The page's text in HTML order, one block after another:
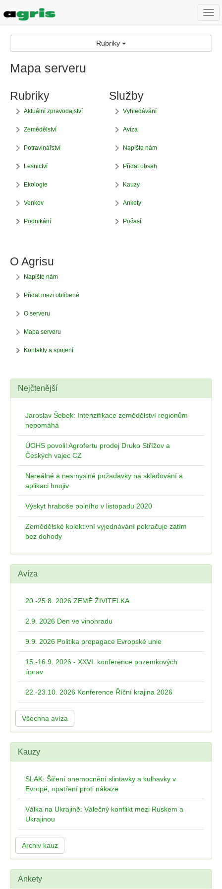
Rubriky
Mapa serveru
Rubriky
Aktuální zpravodajství
Zemědělství
Potravinářství
Lesnictví
Ekologie
Venkov
Podnikání
Služby
Vyhledávání
Avíza
Napište nám
Přidat obsah
Kauzy
Ankety
Počasí
O Agrisu
Napište nám
Přidat mezi oblíbené
O serveru
Mapa serveru
Kontakty a spojení
Nejčtenější
Jaroslav Šebek: Intenzifikace zemědělství regionům
nepomáhá
ÚOHS povolil Agrofertu prodej Druko Střížov a
Českých vajec CZ
Nereálné a nesmyslné požadavky na skladování a
aplikaci hnojiv
Výskyt hraboše polního v listopadu 2020
Zemědělské kolektivní vyjednávání pokračuje zatím
bez dohody
Avíza
20.-25.8. 2026 ZEMĚ ŽIVITELKA
2.9. 2026 Den ve vinohradu
9.9. 2026 Politika propagace Evropské unie
15.-16.9. 2026 - XXVI. konference pozemkových
úprav
22.-23.10. 2026 Konference Říční krajina 2026
Všechna avíza
Kauzy
SLAK: Šíření onemocnění slintavky a kulhavky v
Evropě, opatření proti nákaze
Válka na Ukrajině: Válečný konflikt mezi Ruskem a
Ukrajinou
Archiv kauz
Ankety